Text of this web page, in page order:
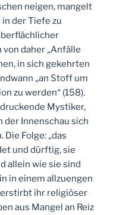
neigen, mangelt
der Tiefe zu
daher „Anfälle
in sich gekehrten
„an Stoff um
zu werden“ (158).
Mystiker,
der Innenschau sich
Folge: „das
und dürftig, sie
allein wie sie sind
in einem allzuengen
ihr religiöser
aus Mangel an Reiz